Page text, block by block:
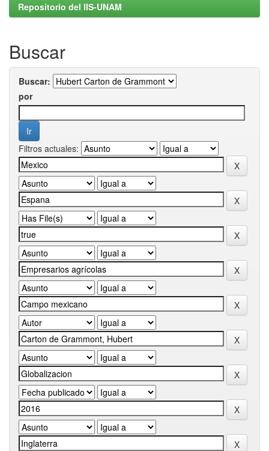
Repositorio del IIS-UNAM
Buscar
Buscar:
por
Filtros actuales: